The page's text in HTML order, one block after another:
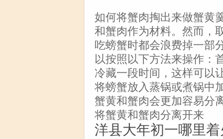
如何将蟹肉掏出来做蟹黄
和蟹肉作为材料。然而，
吃螃蟹时都会浪费掉一部
以按照以下方法来操作：
冷藏一段时间，这样可以
将螃蟹放入蒸锅或煮锅中
蟹黄和蟹肉会更加容易分
将蟹黄和蟹肉分离开来
洋县大年初一哪里